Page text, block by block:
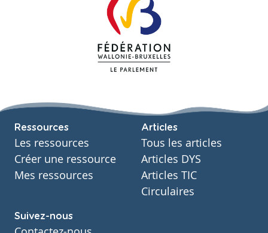
Ressources
Les ressources
Créer une ressource
Mes ressources
Articles
Tous les articles
Articles DYS
Articles TIC
Circulaires
Suivez-nous